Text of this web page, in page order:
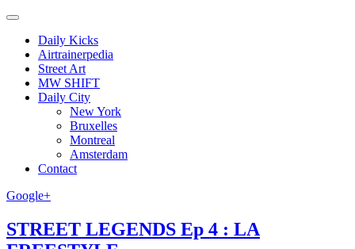
Daily Kicks
Airtrainerpedia
Street Art
MW SHIFT
Daily City
New York
Bruxelles
Montreal
Amsterdam
Contact
Google+
STREET LEGENDS Ep 4 : LA